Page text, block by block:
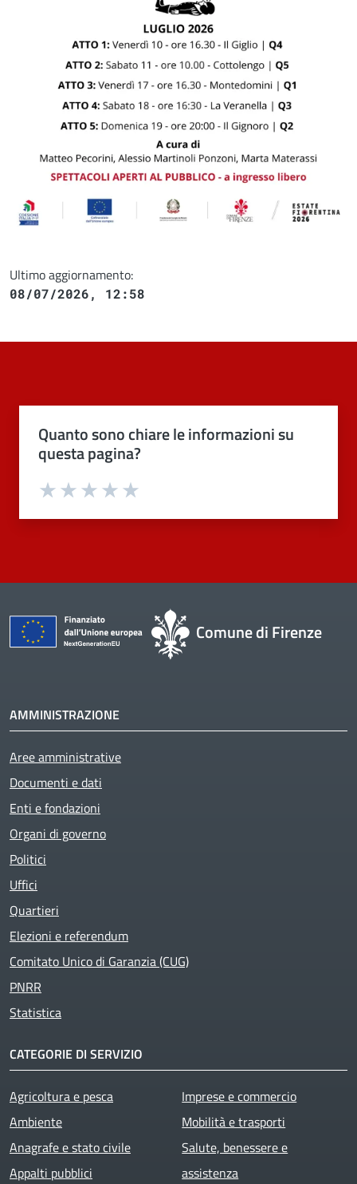
Ultimo aggiornamento:
08/07/2026, 12:58
Quanto sono chiare le informazioni su
questa pagina?
Valuta 4 stelle su 5
Valuta 3 stelle su 5
Valuta 2 stelle su 5
Valuta 1 stelle su 5
Comune di Firenze
AMMINISTRAZIONE
Aree amministrative
Documenti e dati
Enti e fondazioni
Organi di governo
Politici
Uffici
Quartieri
Elezioni e referendum
Comitato Unico di Garanzia (CUG)
PNRR
Statistica
CATEGORIE DI SERVIZIO
Agricoltura e pesca
Ambiente
Anagrafe e stato civile
Appalti pubblici
Imprese e commercio
Mobilità e trasporti
Salute, benessere e
assistenza